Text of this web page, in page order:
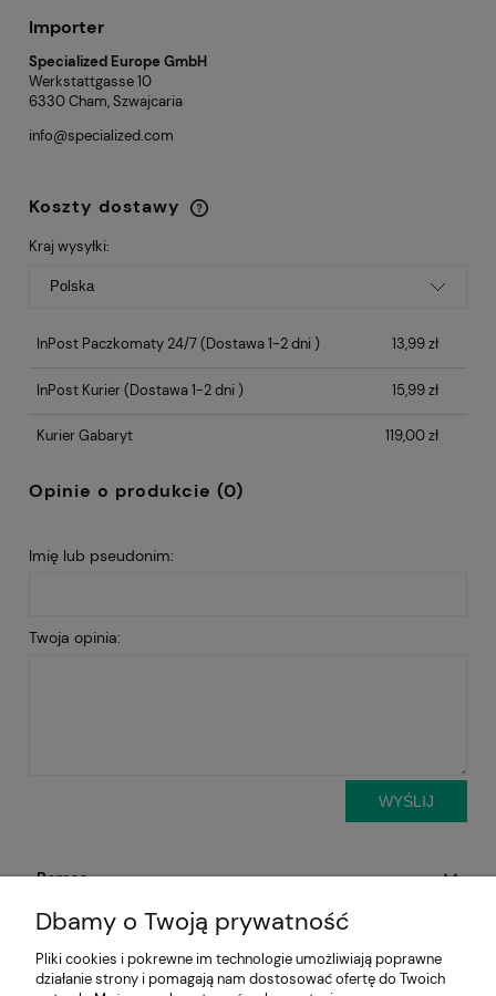
Importer
Specialized Europe GmbH
Werkstattgasse 10
6330 Cham, Szwajcaria
info@specialized.com
Koszty dostawy
Cena nie zawiera ewentualnych kosztów
płatności
Kraj wysyłki:
InPost Paczkomaty 24/7(Dostawa 1-2 dni ) 13,99 zł
InPost Kurier(Dostawa 1-2 dni ) 15,99 zł
Kurier Gabaryt 119,00 zł
Opinie o produkcie (0)
Imię lub pseudonim:
Twoja opinia:
WYŚLIJ
Pomoc
Aktualności
Moje konto
Dbamy o Twoją prywatność
Pliki cookies i pokrewne im technologie umożliwiają poprawne
działanie strony i pomagają nam dostosować ofertę do Twoich